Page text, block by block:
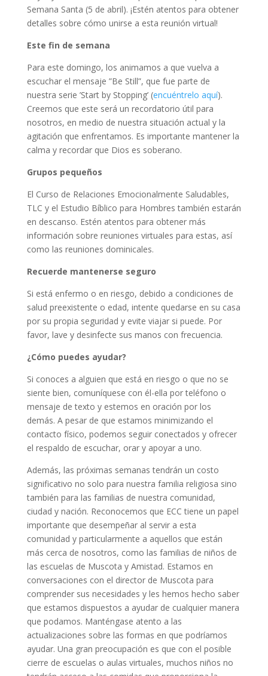
Semana Santa (5 de abril). ¡Estén atentos para obtener
detalles sobre cómo unirse a esta reunión virtual!
Este fin de semana
Para este domingo, los animamos a que vuelva a
escuchar el mensaje ”Be Still”, que fue parte de
nuestra serie ’Start by Stopping’ (encuéntrelo aquí).
Creemos que este será un recordatorio útil para
nosotros, en medio de nuestra situación actual y la
agitación que enfrentamos. Es importante mantener la
calma y recordar que Dios es soberano.
Grupos pequeños
El Curso de Relaciones Emocionalmente Saludables,
TLC y el Estudio Bíblico para Hombres también estarán
en descanso. Estén atentos para obtener más
información sobre reuniones virtuales para estas, así
como las reuniones dominicales.
Recuerde mantenerse seguro
Si está enfermo o en riesgo, debido a condiciones de
salud preexistente o edad, intente quedarse en su casa
por su propia seguridad y evite viajar si puede. Por
favor, lave y desinfecte sus manos con frecuencia.
¿Cómo puedes ayudar?
Si conoces a alguien que está en riesgo o que no se
siente bien, comuníquese con él-ella por teléfono o
mensaje de texto y estemos en oración por los
demás. A pesar de que estamos minimizando el
contacto físico, podemos seguir conectados y ofrecer
el respaldo de escuchar, orar y apoyar a uno.
Además, las próximas semanas tendrán un costo
significativo no solo para nuestra familia religiosa sino
también para las familias de nuestra comunidad,
ciudad y nación. Reconocemos que ECC tiene un papel
importante que desempeñar al servir a esta
comunidad y particularmente a aquellos que están
más cerca de nosotros, como las familias de niños de
las escuelas de Muscota y Amistad. Estamos en
conversaciones con el director de Muscota para
comprender sus necesidades y les hemos hecho saber
que estamos dispuestos a ayudar de cualquier manera
que podamos. Manténgase atento a las
actualizaciones sobre las formas en que podríamos
ayudar. Una gran preocupación es que con el posible
cierre de escuelas o aulas virtuales, muchos niños no